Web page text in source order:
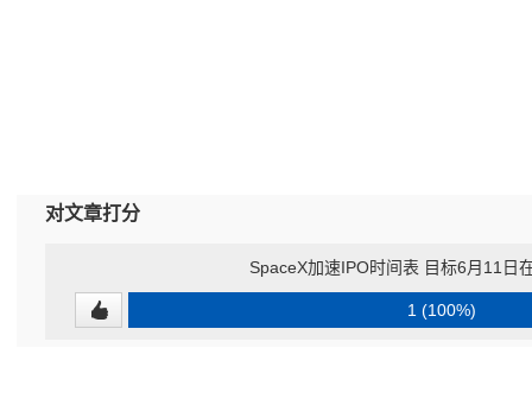
对文章打分
SpaceX加速IPO时间表 目标6月11日
1 (100%)